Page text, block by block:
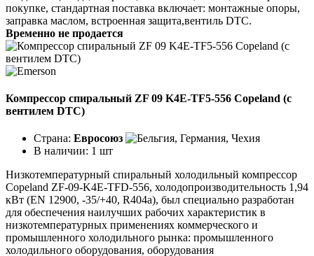
покупке, стандартная поставка включает: монтажные опоры,
заправка маслом, встроенная защита,вентиль DTC.
Временно не продается
Компрессор спиральный ZF 09 K4E-TF5-556 Copeland (с
вентилем DTC)
Страна: Евросоюз
В наличии: 1 шт
Низкотемпературный спиральный холодильный компрессор
Copeland ZF-09-K4E-TFD-556, холодопроизводительность 1,94
кВт (EN 12900, -35/+40, R404a), был специально разработан
для обеспечения наилучших рабочих характеристик в
низкотемпературных применениях коммерческого и
промышленного холодильного рынка: промышленного
холодильного оборудования, оборудования